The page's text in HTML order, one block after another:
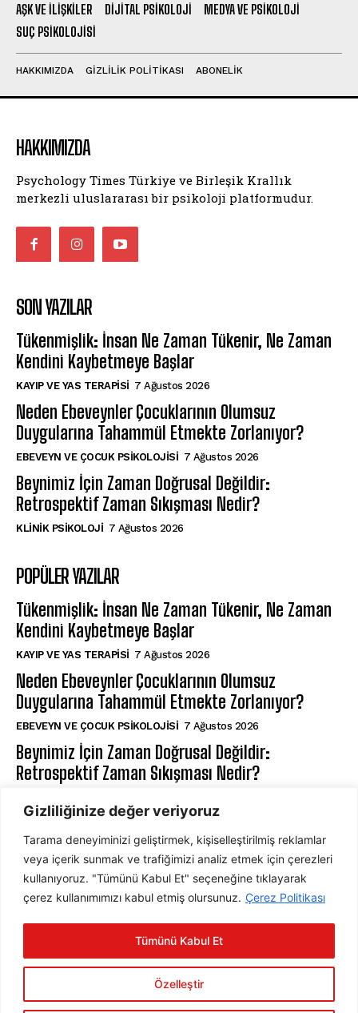
Gizliliğinize değer veriyoruz
Tarama deneyiminizi geliştirmek, kişiselleştirilmiş reklamlar
veya içerik sunmak ve trafiğimizi analiz etmek için çerezleri
kullanıyoruz. "Tümünü Kabul Et" seçeneğine tıklayarak
çerez kullanımımızı kabul etmiş olursunuz. Çerez Politikası
Özelleştir
Tümünü Kabul Et
AŞK VE İLIŞKILER
DIJITAL PSIKOLOJI
MEDYA VE PSIKOLOJI
SUÇ PSIKOLOJISI
HAKKIMIZDA GIZLILIK POLITIKASI ABONELIK
HAKKIMIZDA
Psychology Times Türkiye ve Birleşik Krallık
merkezli uluslararası bir psikoloji platformudur.
SON YAZILAR
Tükenmişlik: İnsan Ne Zaman Tükenir, Ne Zaman
Kendini Kaybetmeye Başlar
KAYIP VE YAS TERAPISI 7 Ağustos 2026
Neden Ebeveynler Çocuklarının Olumsuz
Duygularına Tahammül Etmekte Zorlanıyor?
EBEVEYN VE ÇOCUK PSIKOLOJISI 7 Ağustos 2026
Beynimiz İçin Zaman Doğrusal Değildir:
Retrospektif Zaman Sıkışması Nedir?
KLINIK PSIKOLOJI 7 Ağustos 2026
POPÜLER YAZILAR
Tükenmişlik: İnsan Ne Zaman Tükenir, Ne Zaman
Kendini Kaybetmeye Başlar
KAYIP VE YAS TERAPISI 7 Ağustos 2026
Neden Ebeveynler Çocuklarının Olumsuz
Duygularına Tahammül Etmekte Zorlanıyor?
EBEVEYN VE ÇOCUK PSIKOLOJISI 7 Ağustos 2026
Beynimiz İçin Zaman Doğrusal Değildir:
Retrospektif Zaman Sıkışması Nedir?
ABONE OL
ABONE OL
okudum, onaylıyorum.